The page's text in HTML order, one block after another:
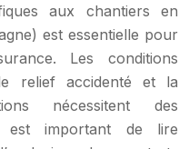
aux chantiers en
est essentielle pour
Les conditions
relief accidenté et la
nécessitent des
est important de lire